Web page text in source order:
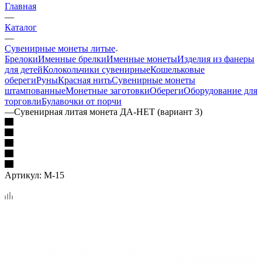
Главная
—
Каталог
—
Сувенирные монеты литые
БрелокиИменные брелкиИменные монетыИзделия из фанеры
для детейКолокольчики сувенирныеКошельковые
оберегиРуныКрасная нитьСувенирные монеты
штампованныеМонетные заготовкиОберегиОборудование для
торговлиБулавочки от порчи
—Сувенирная литая монета ДА-НЕТ (вариант 3)
Артикул: М-15